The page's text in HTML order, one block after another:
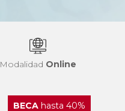
Modalidad Online
BECAhasta 40%